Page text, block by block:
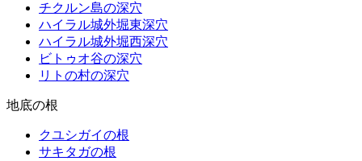
チクルン島の深穴
ハイラル城外堀東深穴
ハイラル城外堀西深穴
ビトゥオ谷の深穴
リトの村の深穴
地底の根
クユシガイの根
サキタガの根